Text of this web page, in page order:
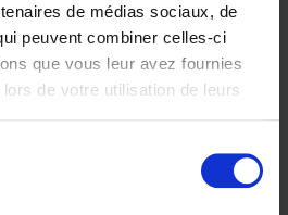
de médias sociaux, de
peuvent combiner celles-ci
que vous leur avez fournies
de votre utilisation de leurs
99